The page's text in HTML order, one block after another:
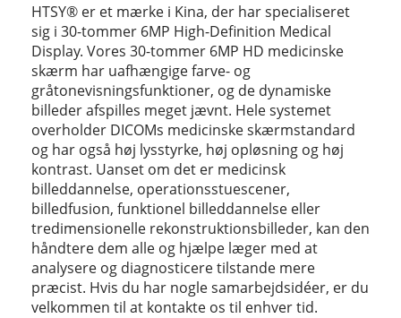
HTSY® er et mærke i Kina, der har specialiseret
sig i 30-tommer 6MP High-Definition Medical
Display. Vores 30-tommer 6MP HD medicinske
skærm har uafhængige farve- og
gråtonevisningsfunktioner, og de dynamiske
billeder afspilles meget jævnt. Hele systemet
overholder DICOMs medicinske skærmstandard
og har også høj lysstyrke, høj opløsning og høj
kontrast. Uanset om det er medicinsk
billeddannelse, operationsstuescener,
billedfusion, funktionel billeddannelse eller
tredimensionelle rekonstruktionsbilleder, kan den
håndtere dem alle og hjælpe læger med at
analysere og diagnosticere tilstande mere
præcist. Hvis du har nogle samarbejdsidéer, er du
velkommen til at kontakte os til enhver tid.